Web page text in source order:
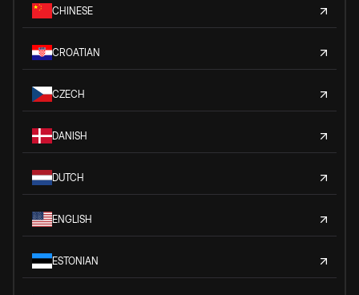
CHINESE
CROATIAN
CZECH
DANISH
DUTCH
ENGLISH
ESTONIAN